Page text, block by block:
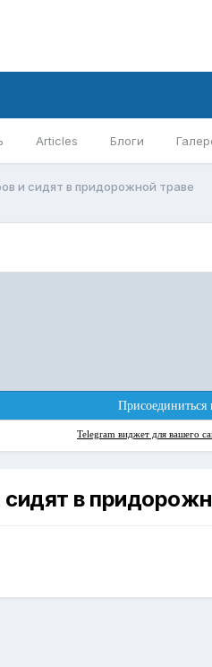
Articles Блоги
и сидят в придорожной траве
в